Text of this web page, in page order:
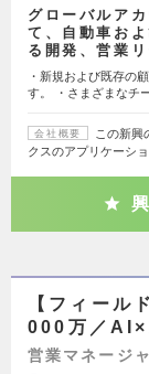
グローバルア
て、自動車お
る開発、営業
・新規および既存の
す。 ・さまざまなチ
会社概要
この新興
クスのアプリケーシ
【フィール
000万／AI×
営業マネージ